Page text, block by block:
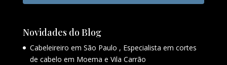
Novidades do Blog
Cabeleireiro em São Paulo , Especialista em cortes
de cabelo em Moema e Vila Carrão